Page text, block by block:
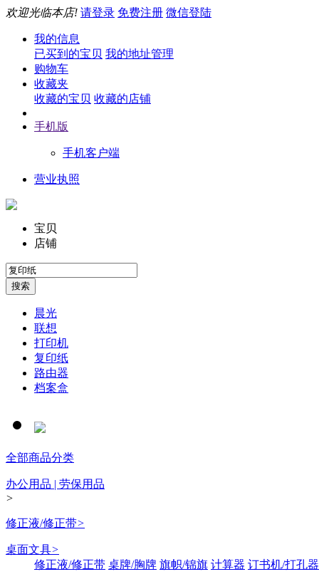
欢迎光临本店! 请登录 免费注册 微信登陆
我的信息
已买到的宝贝 我的地址管理
购物车
收藏夹
收藏的宝贝 收藏的店铺
手机版
手机客户端
营业执照
宝贝
店铺
晨光
联想
打印机
复印纸
路由器
档案盒
全部商品分类
办公用品 | 劳保用品
>
修正液/修正带>
桌面文具>
修正液/修正带 桌牌/胸牌 旗帜/锦旗 计算器 订书机/打孔器